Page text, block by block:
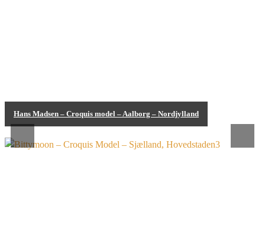
Bodypainting
Hans Madsen – Croquis model – Aalborg – Nordjylland